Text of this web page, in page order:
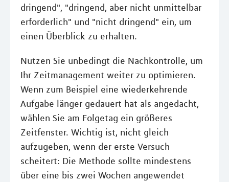
dringend", "dringend, aber nicht unmittelbar
erforderlich" und "nicht dringend" ein, um
einen Überblick zu erhalten.
Nutzen Sie unbedingt die Nachkontrolle, um
Ihr Zeitmanagement weiter zu optimieren.
Wenn zum Beispiel eine wiederkehrende
Aufgabe länger gedauert hat als angedacht,
wählen Sie am Folgetag ein größeres
Zeitfenster. Wichtig ist, nicht gleich
aufzugeben, wenn der erste Versuch
scheitert: Die Methode sollte mindestens
über eine bis zwei Wochen angewendet